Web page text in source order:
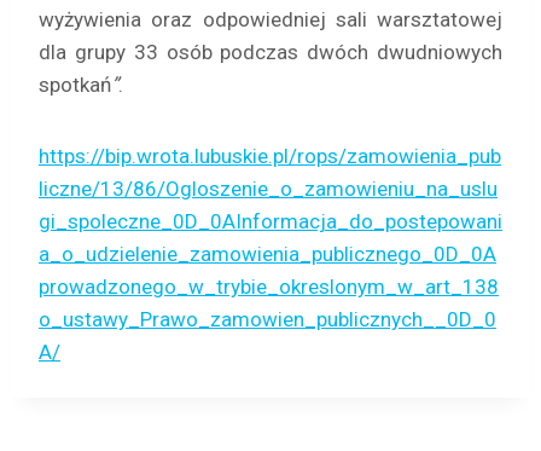
wyżywienia oraz odpowiedniej sali warsztatowej
dla grupy 33 osób podczas dwóch dwudniowych
spotkań”.
https://bip.wrota.lubuskie.pl/rops/zamowienia_pub
liczne/13/86/Ogloszenie_o_zamowieniu_na_uslu
gi_spoleczne_0D_0AInformacja_do_postepowani
a_o_udzielenie_zamowienia_publicznego_0D_0A
prowadzonego_w_trybie_okreslonym_w_art_138
o_ustawy_Prawo_zamowien_publicznych__0D_0
A/